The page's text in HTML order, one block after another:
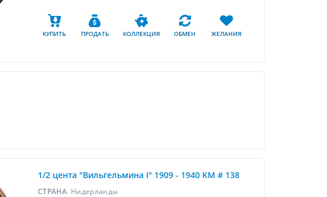
КУПИТЬ ПРОДАТЬ КОЛЛЕКЦИЯ ОБМЕН ЖЕЛАНИЯ
1/2 цента "Вильгельмина I" 1909 - 1940 KM # 138
СТРАНА Нидерланды